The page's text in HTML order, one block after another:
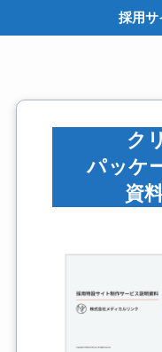
採用サ
ク
パッケ
資